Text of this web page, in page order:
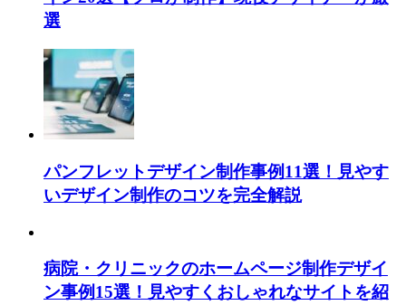
選
パンフレットデザイン制作事例11選！見やす
いデザイン制作のコツを完全解説
病院・クリニックのホームページ制作デザイ
ン事例15選！見やすくおしゃれなサイトを紹